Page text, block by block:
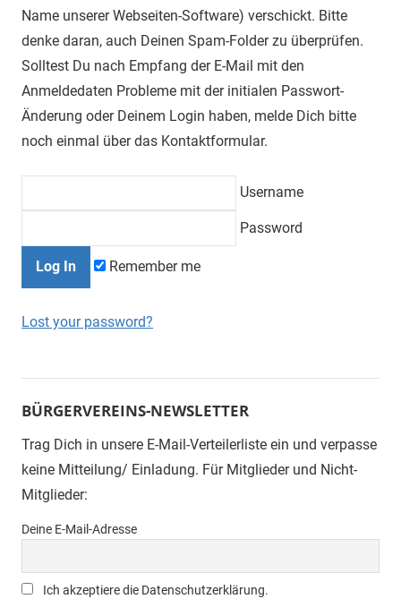
Name unserer Webseiten-Software) verschickt. Bitte
denke daran, auch Deinen Spam-Folder zu überprüfen.
Solltest Du nach Empfang der E-Mail mit den
Anmeldedaten Probleme mit der initialen Passwort-
Änderung oder Deinem Login haben, melde Dich bitte
noch einmal über das Kontaktformular.
Username
Password
Remember me
Lost your password?
BÜRGERVEREINS-NEWSLETTER
Trag Dich in unsere E-Mail-Verteilerliste ein und verpasse
keine Mitteilung/ Einladung. Für Mitglieder und Nicht-
Mitglieder:
Deine E-Mail-Adresse
Ich akzeptiere die Datenschutzerklärung.